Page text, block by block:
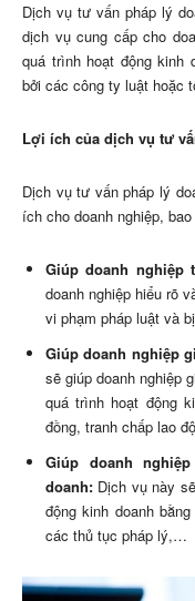
Dịch vụ tư vấn pháp lý
dịch vụ cung cấp cho
quá trình hoạt động kinh
bởi các công ty luật hoặc
Lợi ích của dịch vụ tư
Dịch vụ tư vấn pháp lý
ích cho doanh nghiệp,
Giúp doanh nghiệp
doanh nghiệp hiểu rõ
vi phạm pháp luật và
Giúp doanh nghiệp
sẽ giúp doanh nghiệp
quá trình hoạt động
đồng, tranh chấp lao
Giúp doanh
doanh: Dịch vụ này
động kinh doanh
các thủ tục pháp lý,…